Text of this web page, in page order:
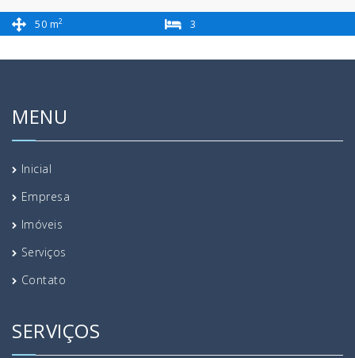
50 m2
3
MENU
Inicial
Empresa
Imóveis
Serviços
Contato
SERVIÇOS